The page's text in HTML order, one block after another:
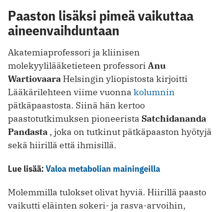
Paaston lisäksi pimeä vaikuttaa
aineenvaihduntaan
Akatemiaprofessori ja kliinisen
molekyylilääketieteen professori Anu
Wartiovaara Helsingin yliopistosta kirjoitti
Lääkärilehteen viime vuonna kolumnin
pätkäpaastosta. Siinä hän kertoo
paastotutkimuksen pioneerista Satchidananda
Pandasta , joka on tutkinut pätkäpaaston hyötyjä
sekä hiirillä että ihmisillä.
Lue lisää:Valoa metabolian mainingeilla
Molemmilla tulokset olivat hyviä. Hiirillä paasto
vaikutti eläinten sokeri- ja rasva-arvoihin,